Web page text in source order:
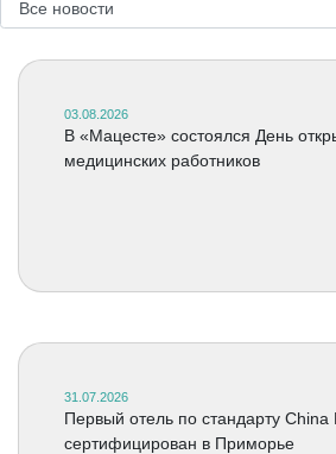
03.08.2026
В «Мацесте» состоялся День
медицинских работников
31.07.2026
Первый отель по стандарту China
сертифицирован в Приморье